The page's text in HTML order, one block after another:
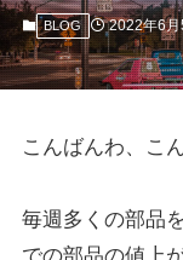
BLOG 2022年6月
こんばんわ、こ
毎週多くの部品
での部品の値上